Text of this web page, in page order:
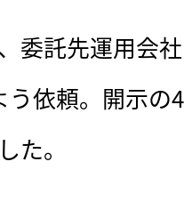
委託先運用会
依頼。開示の
た。